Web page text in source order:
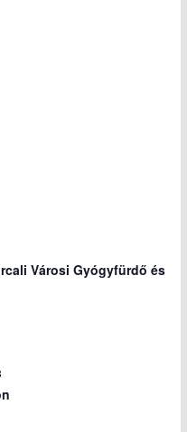
Városi Gyógyfürdő és